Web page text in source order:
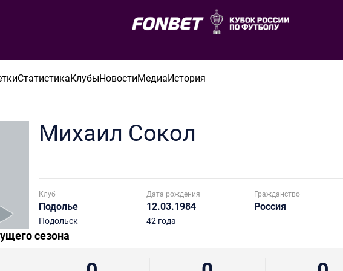
СтатистикаКлубыНовостиМедиаИстория
Михаил Сокол
Клуб
Подолье
Подольск
Дата рождения
12.03.1984
42 года
Гражданство
Россия
сезона